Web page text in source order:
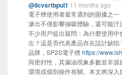
@ilcvsrtbpul1 11 months ago
電子煙使用者最常遇到的困擾之
滲出不僅影響抽吸體驗，還可能汙
不少用戶提出疑問：為什麼使用
出？這是否代表產品存在設計缺
品牌，SP2S電子煙 https://
與密封性，其漏油現象多數並非源
環境或個別操作有關。本文將深入